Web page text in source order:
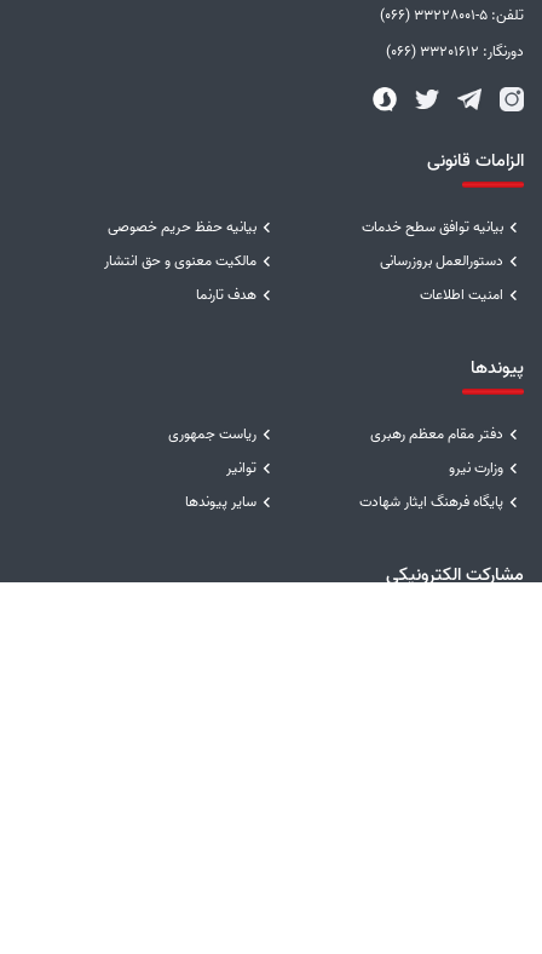
تلفن: 5-33228001 (066)
دورنگار: 33201612 (066)
الزامات قانونی
بیانیه توافق سطح خدمات
بیانیه حفظ حریم خصوصی
دستورالعمل بروزرسانی
مالکیت معنوی و حق انتشار
امنیت اطلاعات
هدف تارنما
پیوندها
دفتر مقام معظم رهبری
ریاست جمهوری
وزارت نیرو
توانیر
پایگاه فرهنگ ایثار شهادت
سایر پیوندها
مشارکت الکترونیکی